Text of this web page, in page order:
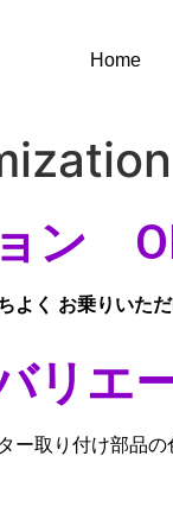
Home
ン
よく お乗りいた
リエ
ー取り付け部品の